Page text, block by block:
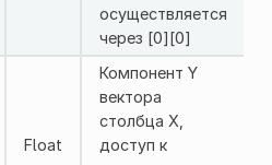
осуществляется
через [0][0]
Float
Компонент Y
вектора
столбца X,
доступ к